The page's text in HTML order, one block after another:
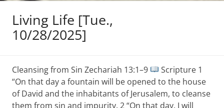
Living Life [Tue.,
10/28/2025]
Cleansing from Sin Zechariah 13:1–9
Scripture 1
“On that day a fountain will be opened to the house
of David and the inhabitants of Jerusalem, to cleanse
them from sin and impurity. 2 “On that day, I will